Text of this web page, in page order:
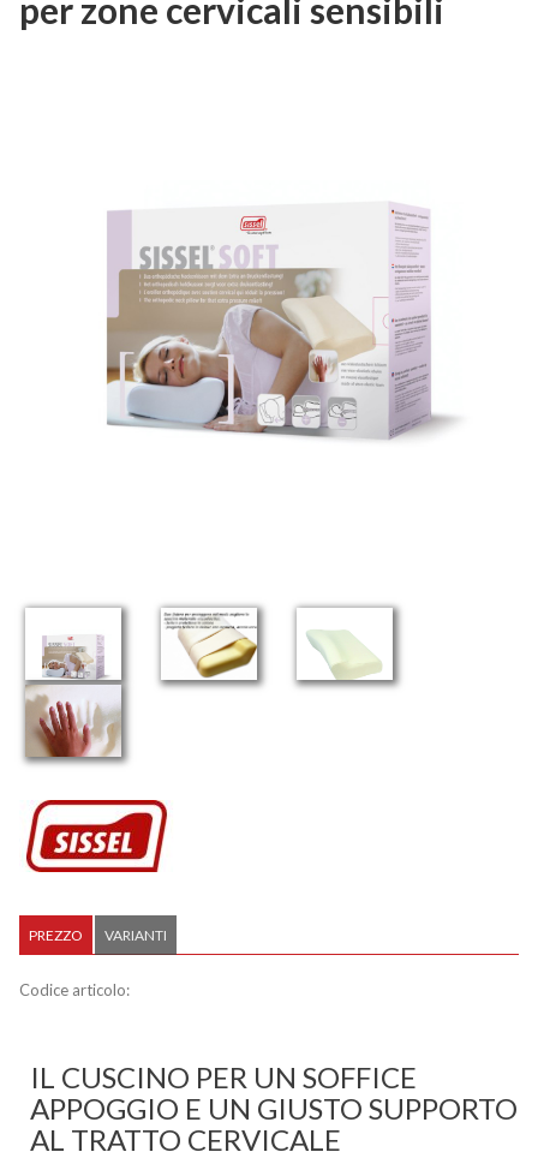
per zone cervicali sensibili
PREZZO VARIANTI
Codice articolo:
IL CUSCINO PER UN SOFFICE
APPOGGIO E UN GIUSTO SUPPORTO
AL TRATTO CERVICALE